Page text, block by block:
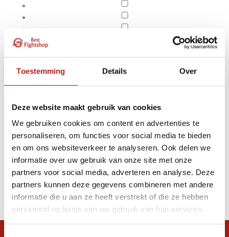
Toestemming Details Over
Deze website maakt gebruik van cookies
We gebruiken cookies om content en advertenties te
personaliseren, om functies voor social media te bieden
en om ons websiteverkeer te analyseren. Ook delen we
informatie over uw gebruik van onze site met onze
partners voor social media, adverteren en analyse. Deze
partners kunnen deze gegevens combineren met andere
informatie die u aan ze heeft verstrekt of die ze hebben
verzameld op basis van uw gebruik van hun services.
Apply filters Booster
Producten
Filter